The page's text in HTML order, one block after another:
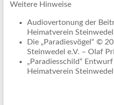
Weitere Hinweise
Audiovertonung der
Heimatverein Steinwedel
Die „Paradiesvögel“ ©
Steinwedel e.V. – Olaf
„Paradiesschild“
Heimatverein